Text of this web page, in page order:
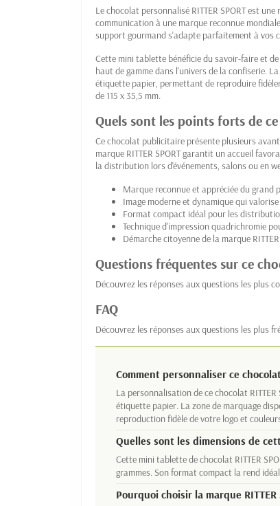
Le chocolat personnalisé RITTER SPORT est
communication à une marque reconnue
support gourmand s'adapte parfaitement à vos
Cette mini tablette bénéficie du savoir-faire et
haut de gamme dans l'univers de la confiserie.
étiquette papier, permettant de reproduire
de 115 x 35,5 mm.
Quels sont les points forts de
Ce chocolat publicitaire présente plusieurs
marque RITTER SPORT garantit un accueil
la distribution lors d'événements, salons ou en
Marque reconnue et appréciée du grand
Image moderne et dynamique qui
Format compact idéal pour les
Technique d'impression quadrichromie
Démarche citoyenne de la marque
Questions fréquentes sur ce
Découvrez les réponses aux questions les plus
FAQ
Découvrez les réponses aux questions les plus
Comment personnaliser ce chocolat
La personnalisation de ce chocolat
étiquette papier. La zone de marquage
reproduction fidèle de votre logo et
Quelles sont les dimensions de
Cette mini tablette de chocolat RITTER
grammes. Son format compact la rend
Pourquoi choisir la marque